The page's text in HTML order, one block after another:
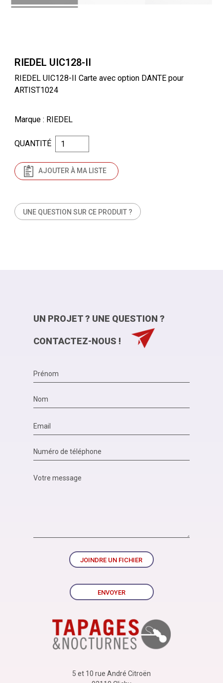
RIEDEL UIC128-II
RIEDEL UIC128-II Carte avec option DANTE pour
ARTIST1024
Marque : RIEDEL
UNE QUESTION SUR CE PRODUIT ?
QUANTITÉ
AJOUTER À MA LISTE
5 et 10 rue André Citroën
UN PROJET ? UNE QUESTION ?
CONTACTEZ-NOUS !
JOINDRE UN FICHIER
ENVOYER